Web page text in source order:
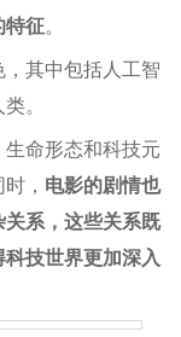
特征。
其中包括人工智
。
命形态和科技元
， 电影的剧情也
系，这些关系既
技世界更加深入